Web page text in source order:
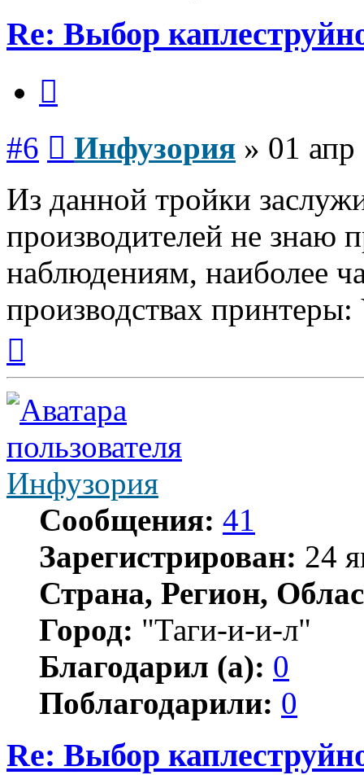
Re: Выбор
#6 Инфузория » 01
Из данной тройки
производителей не знаю
наблюдениям, наиболее
производствах
началу
Инфузория
Сообщения: 41
Зарегистрирован: 24
Страна, Регион,
Город: "Таги-и-и-л"
Благодарил (а): 0
Поблагодарили: 0
Re: Выбор